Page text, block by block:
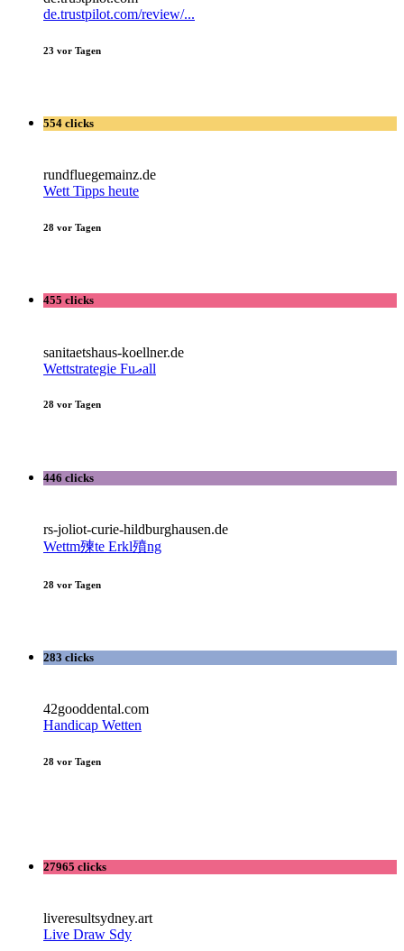
de.trustpilot.com/review/...
23 vor Tagen
554 clicks
rundfluegemainz.de
Wett Tipps heute
28 vor Tagen
455 clicks
sanitaetshaus-koellner.de
Wettstrategie Fuޢall
28 vor Tagen
446 clicks
rs-joliot-curie-hildburghausen.de
Wettm㱫te Erkl㱵ng
28 vor Tagen
283 clicks
42gooddental.com
Handicap Wetten
28 vor Tagen
27965 clicks
liveresultsydney.art
Live Draw Sdy